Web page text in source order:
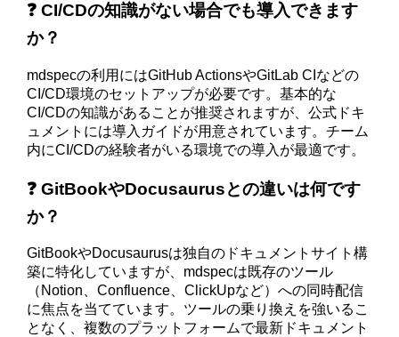
❓ CI/CDの知識がない場合でも導入できます
か？
mdspecの利用にはGitHub ActionsやGitLab CIなどの
CI/CD環境のセットアップが必要です。基本的な
CI/CDの知識があることが推奨されますが、公式ドキ
ュメントには導入ガイドが用意されています。チーム
内にCI/CDの経験者がいる環境での導入が最適です。
❓ GitBookやDocusaurusとの違いは何です
か？
GitBookやDocusaurusは独自のドキュメントサイト構
築に特化していますが、mdspecは既存のツール
（Notion、Confluence、ClickUpなど）への同時配信
に焦点を当てています。ツールの乗り換えを強いるこ
となく、複数のプラットフォームで最新ドキュメント